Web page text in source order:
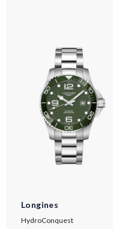
Longines
HydroConquest